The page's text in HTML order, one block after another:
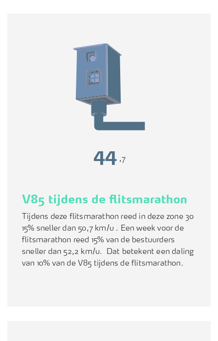
48 ,7
V85 tijdens de flitsmarathon
Tijdens deze flitsmarathon reed in deze zone 30
15% sneller dan 50,7 km/u . Een week voor de
flitsmarathon reed 15% van de bestuurders
sneller dan 52,2 km/u. Dat betekent een daling
van 10% van de V85 tijdens de flitsmarathon.